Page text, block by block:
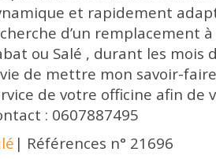
et rapidement
d’un remplacement
ou Salé , durant les mois
de mettre mon savoir-
de votre officine afin de
: 0607887495
| Références n° 21696